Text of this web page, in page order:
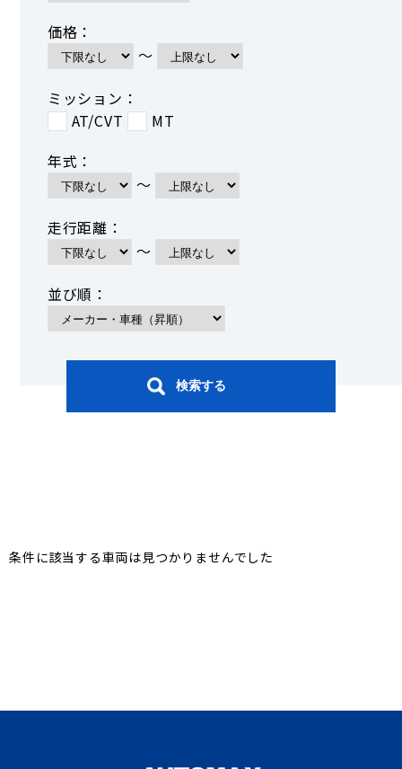
価格：
～
ミッション：
AT/CVT
MT
年式：
～
走行距離：
～
並び順：
条件に該当する車両は見つかりませんでした